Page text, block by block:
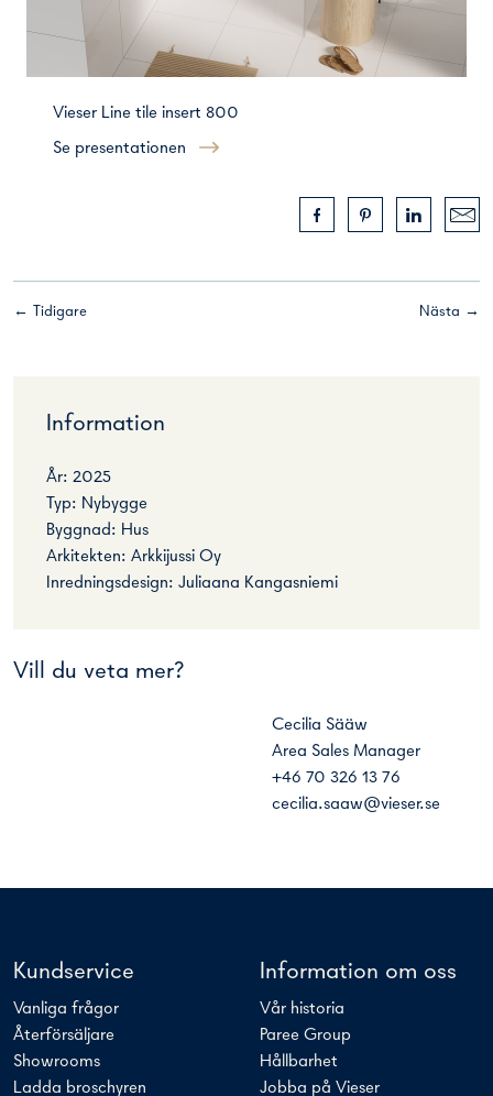
Vieser Line tile insert 800
Se presentationen
Nästa →
← Tidigare
Information
År: 2025
Typ: Nybygge
Byggnad: Hus
Arkitekten: Arkkijussi Oy
Inredningsdesign: Juliaana Kangasniemi
Vill du veta mer?
Cecilia Sääw
Area Sales Manager
+46 70 326 13 76
cecilia.saaw@vieser.se
Kundservice
Vanliga frågor
Återförsäljare
Showrooms
Ladda broschyren
Information om oss
Vår historia
Paree Group
Hållbarhet
Jobba på Vieser